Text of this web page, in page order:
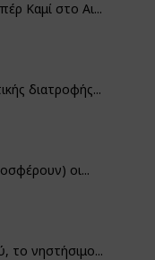
Καμί στο Αι...
διατροφής...
οι...
το νηστήσιμο...